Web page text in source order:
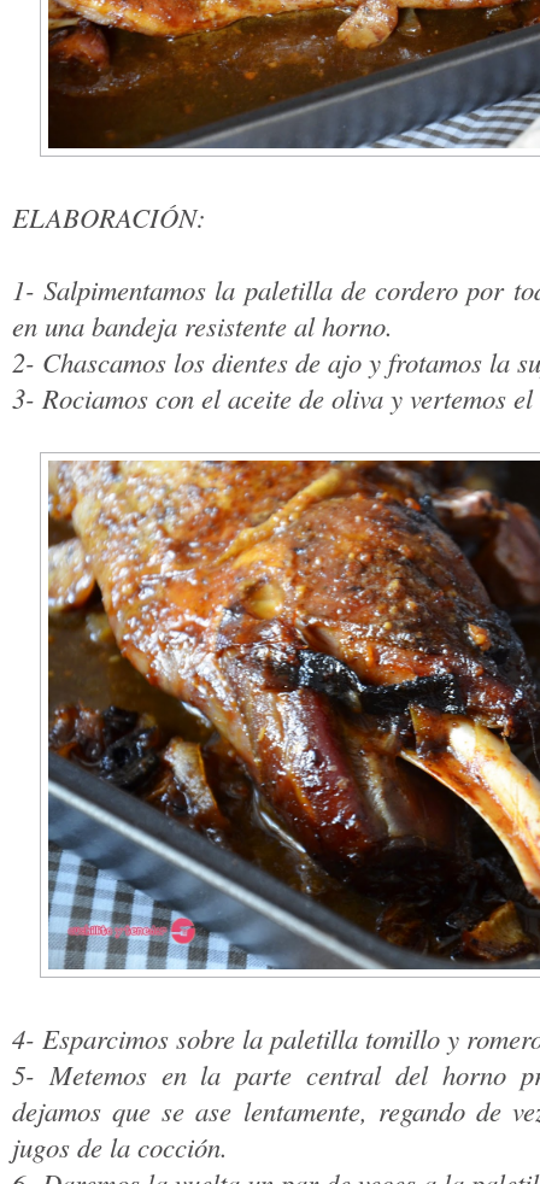
ELABORACIÓN:
1- Salpimentamos la paletilla de cordero por
en una bandeja resistente al horno.
2- Chascamos los dientes de ajo y frotamos la
3- Rociamos con el aceite de oliva y vertemos
4- Esparcimos sobre la paletilla tomillo y
5- Metemos en la parte central del horno
dejamos que se ase lentamente, regando de
jugos de la cocción.